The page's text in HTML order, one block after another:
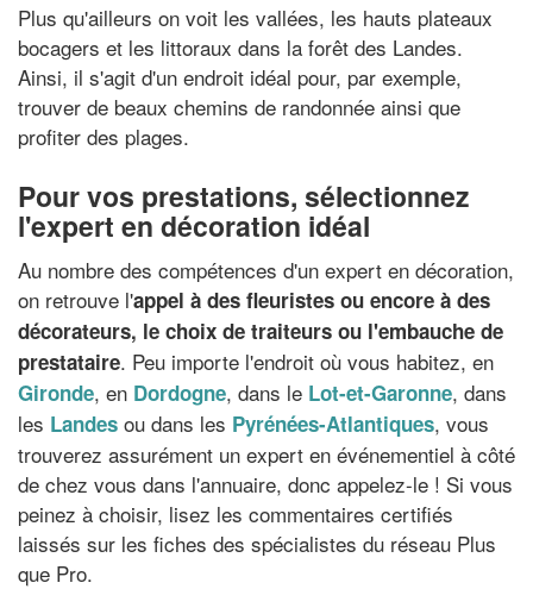
Plus qu'ailleurs on voit les vallées, les hauts plateaux
bocagers et les littoraux dans la forêt des Landes.
Ainsi, il s'agit d'un endroit idéal pour, par exemple,
trouver de beaux chemins de randonnée ainsi que
profiter des plages.
Pour vos prestations, sélectionnez
l'expert en décoration idéal
Au nombre des compétences d'un expert en décoration,
on retrouve l'appel à des fleuristes ou encore à des
décorateurs, le choix de traiteurs ou l'embauche de
prestataire. Peu importe l'endroit où vous habitez, en
Gironde, en Dordogne, dans le Lot-et-Garonne, dans
les Landes ou dans les Pyrénées-Atlantiques, vous
trouverez assurément un expert en événementiel à côté
de chez vous dans l'annuaire, donc appelez-le ! Si vous
peinez à choisir, lisez les commentaires certifiés
laissés sur les fiches des spécialistes du réseau Plus
que Pro.